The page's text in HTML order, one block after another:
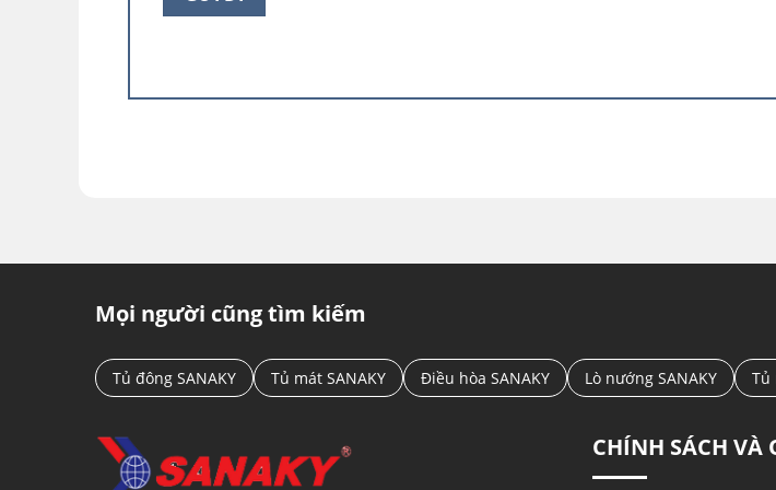
Công nghệ Inverter tiết kiệm điện
Khay kính cường lực
Khay kính cương lực trên tủ lạnh Sanaky có sức tải đến 100kg, dễ dàng vệ
chịu được nhiệt độ lạnh sâu, khả năng chống trầy xước, chống vỡ khi lạnh sâu
Chịu được tác động lớn hơn kính thường nhiều lần, và khi vỡ không tạo
nguy hiểm. kính được bạo đầu bằng nhựa an toàn
Đèn LED UV diệt khuẩn
Mọi người cũng tìm kiếm
Tủ đông SANAKY Tủ mát SANAKY Điều hòa SANAKY Lò nướng SANAKY Tủ
CHÍNH SÁCH VÀ